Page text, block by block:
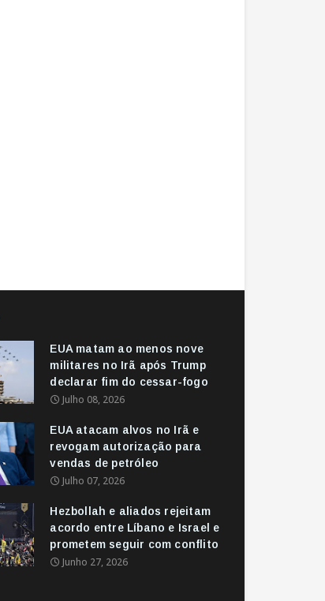
EUA matam ao menos nove
militares no Irã após Trump
declarar fim do cessar-fogo
Julho 08, 2026
EUA atacam alvos no Irã e
revogam autorização para
vendas de petróleo
Julho 07, 2026
Hezbollah e aliados rejeitam
acordo entre Líbano e Israel e
prometem seguir com conflito
Junho 27, 2026